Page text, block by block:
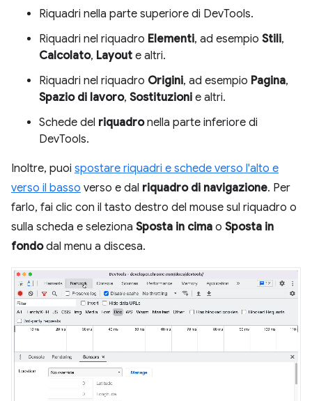
Riquadri nella parte superiore di DevTools.
Riquadri nel riquadro Elementi, ad esempio Stili,
Calcolato, Layout e altri.
Riquadri nel riquadro Origini, ad esempio Pagina,
Spazio di lavoro, Sostituzioni e altri.
Schede del riquadronella parte inferiore di
DevTools.
Inoltre, puoi spostare riquadri e schede verso l'alto e
verso il basso verso e dal riquadro di navigazione. Per
farlo, fai clic con il tasto destro del mouse sul riquadro o
sulla scheda e seleziona Sposta in cima o Sposta in
fondodal menu a discesa.